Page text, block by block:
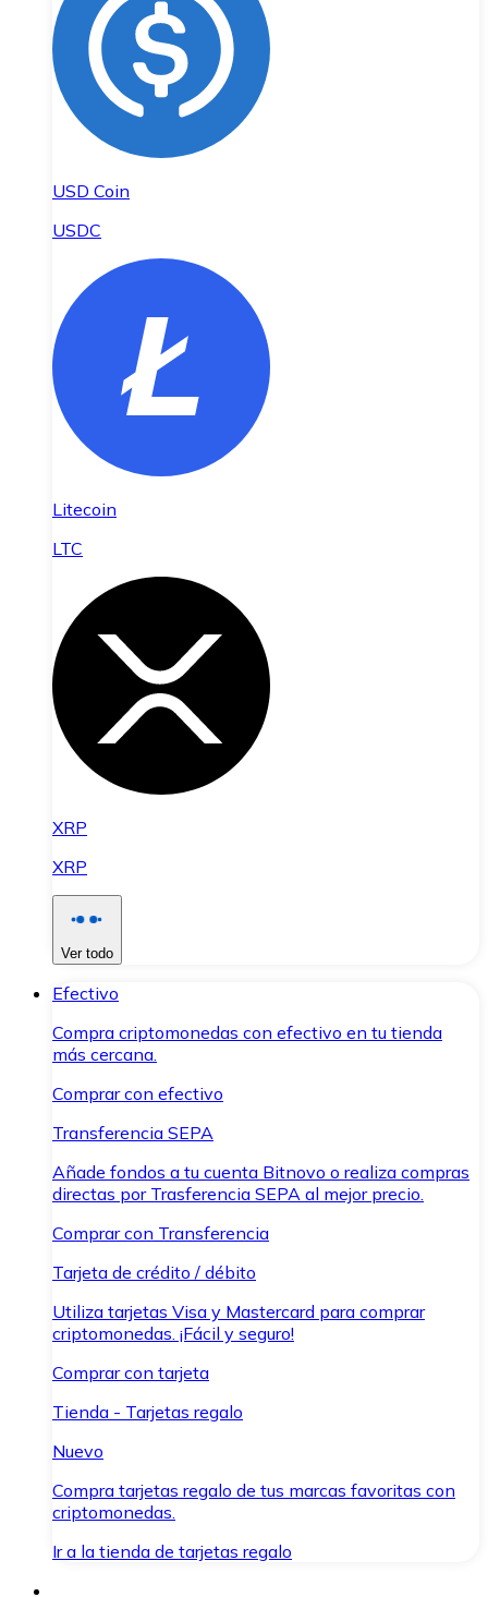
USD Coin
USDC
Litecoin
LTC
XRP
XRP
Ver todo
Efectivo
Compra criptomonedas con efectivo en tu tienda
más cercana.
Comprar con efectivo
Transferencia SEPA
Añade fondos a tu cuenta Bitnovo o realiza compras
directas por Trasferencia SEPA al mejor precio.
Comprar con Transferencia
Tarjeta de crédito / débito
Utiliza tarjetas Visa y Mastercard para comprar
criptomonedas. ¡Fácil y seguro!
Comprar con tarjeta
Tienda - Tarjetas regalo
Nuevo
Compra tarjetas regalo de tus marcas favoritas con
criptomonedas.
Ir a la tienda de tarjetas regalo